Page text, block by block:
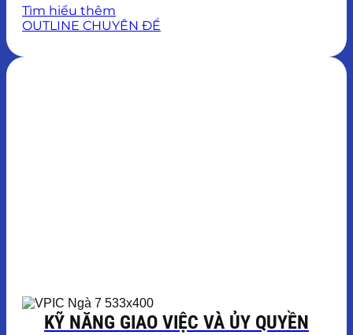
Tìm hiểu thêm
OUTLINE CHUYÊN ĐỀ
KỸ NĂNG GIAO VIỆC VÀ ỦY QUYỀN